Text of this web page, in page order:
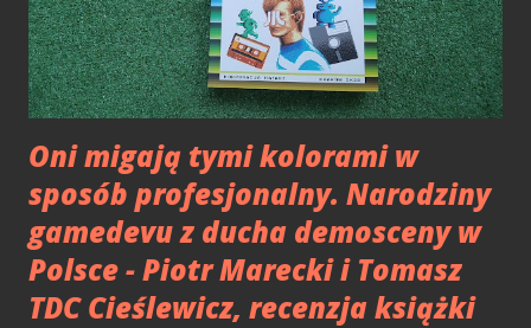
Oni migają tymi kolorami w
sposób profesjonalny. Narodziny
gamedevu z ducha demosceny w
Polsce - Piotr Marecki i Tomasz
TDC Cieślewicz, recenzja książki